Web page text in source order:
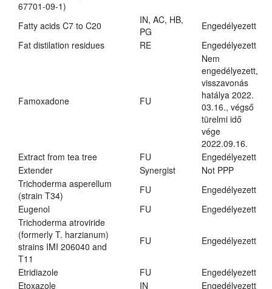
67701-09-1)
Fatty acids C7 to C20
IN, AC, HB,
PG
Engedélyezett
Fat distilation residues
RE Engedélyezett
Famoxadone FU
Nem
engedélyezett,
visszavonás
hatálya 2022.
03.16., végső
türelmi idő
vége
2022.09.16.
Extract from tea tree
FU
Engedélyezett
Extender
Synergist
Not PPP
Trichoderma asperellum
(strain T34)
FU
Engedélyezett
Eugenol
FU
Engedélyezett
Trichoderma atroviride
(formerly T. harzianum)
strains IMI 206040 and
T11
FU Engedélyezett
Etridiazole FU
Engedélyezett
Etoxazole
IN
Engedélyezett